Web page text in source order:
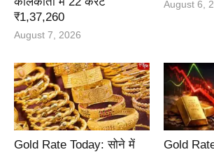
₹1,37,260
August 7, 2026
August 6,
Gold Rate Today: सोने में
Gold